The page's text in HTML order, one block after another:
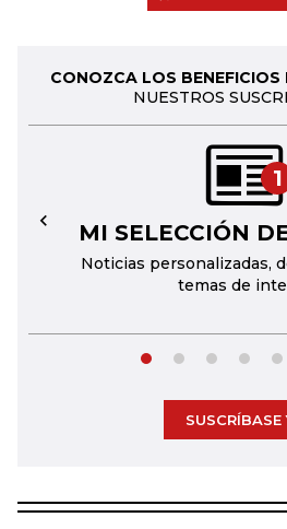
CONOZCA LOS BENEFICIOS
NUESTROS
1
MI SELECCIÓN
Noticias personalizadas,
temas de
←
SUSCRÍBASE